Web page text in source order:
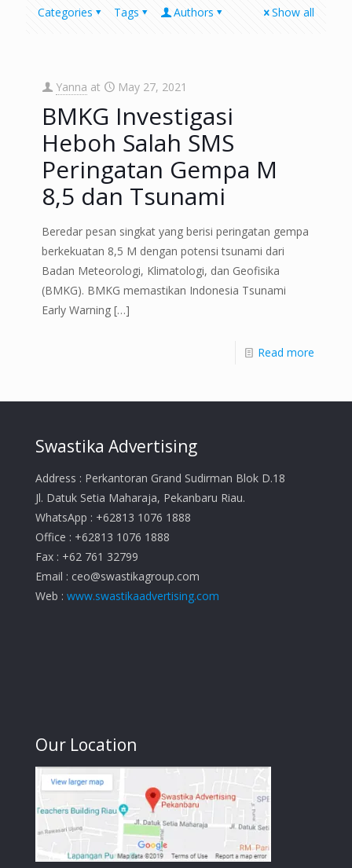
Categories Tags Authors Show all
Yanna at May 27, 2021
BMKG Investigasi
Heboh Salah SMS
Peringatan Gempa M
8,5 dan Tsunami
Beredar pesan singkat yang berisi peringatan gempa
berkekuatan 8,5 M dengan potensi tsunami dari
Badan Meteorologi, Klimatologi, dan Geofisika
(BMKG). BMKG memastikan Indonesia Tsunami
Early Warning […]
Read more
Swastika Advertising
Address : Perkantoran Grand Sudirman Blok D.18
Jl. Datuk Setia Maharaja, Pekanbaru Riau.
WhatsApp : +62813 1076 1888
Office : +62813 1076 1888
Fax : +62 761 32799
Email : ceo@swastikagroup.com
Web : www.swastikaadvertising.com
Our Location